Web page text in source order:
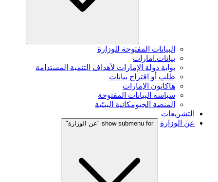
البيانات المفتوحة للوزارة
بيانات.امارات
بوابة دولة الإمارات لأهداف التنمية المستدامة
طلب أو اقتراح بيانات
هاكاثون الإمارات
سياسة البيانات المفتوحة
المنصة الجيومكانية البيئية
التشريعات
عن الوزارة
show submenu for "عن الوزارة"